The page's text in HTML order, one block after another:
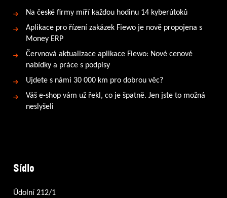
Na české firmy míří každou hodinu 14 kyberútoků
Aplikace pro řízení zakázek Fiewo je nově propojena s
Money ERP
Červnová aktualizace aplikace Fiewo: Nové cenové
nabídky a práce s podpisy
Ujdete s námi 30 000 km pro dobrou věc?
Váš e-shop vám už řekl, co je špatně. Jen jste to možná
neslyšeli
Sídlo
Údolní 212/1